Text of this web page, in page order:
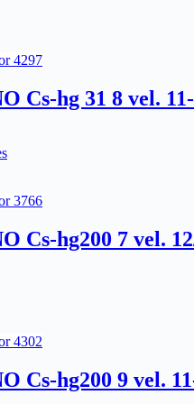
Cs-hg 31 8 vel.
Cs-hg200 7 vel.
Cs-hg200 9 vel.